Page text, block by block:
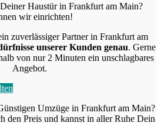
Haustür in Frankfurt am Main?
wir einrichten!
zuverlässiger Partner in Frankfurt am
unserer Kunden genau. Gerne
von nur 2 Minuten ein unschlagbares
Angebot.
Umzüge in Frankfurt am Main?
den Preis und kannst in aller Ruhe Dein